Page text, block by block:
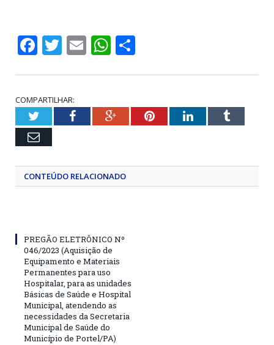
Facebook
Twitter
EmailWhatsApp
COMPARTILHAR:
TwitterFacebookGoogle+PinterestLinkedInTumblr
Email
CONTEÚDO RELACIONADO
PREGÃO ELETRÔNICO Nº
046/2023 (Aquisição de
Equipamento e Materiais
Permanentes para uso
Hospitalar, para as unidades
Básicas de Saúde e Hospital
Municipal, atendendo as
necessidades da Secretaria
Municipal de Saúde do
Município de Portel/PA)